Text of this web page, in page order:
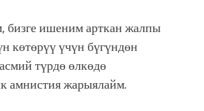
ишеним арткан жалпы
көтөрүү үчүн бүгүндөн
түрдө өлкөдө
амнистия жарыялайм.